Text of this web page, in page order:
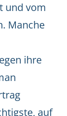
und vom
Manche
ihre
auf